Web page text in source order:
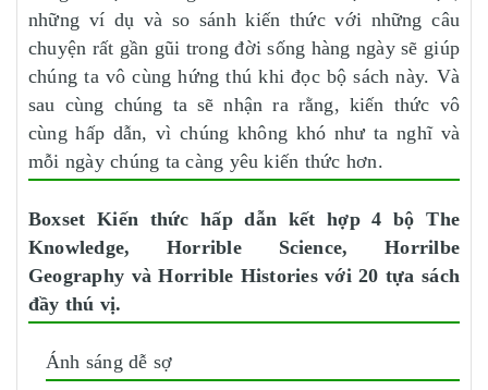
những ví dụ và so sánh kiến thức với những câu
chuyện rất gần gũi trong đời sống hàng ngày sẽ giúp
chúng ta vô cùng hứng thú khi đọc bộ sách này. Và
sau cùng chúng ta sẽ nhận ra rằng, kiến thức vô
cùng hấp dẫn, vì chúng không khó như ta nghĩ và
mỗi ngày chúng ta càng yêu kiến thức hơn.
Boxset Kiến thức hấp dẫn kết hợp 4 bộ The
Knowledge, Horrible Science, Horrilbe
Geography và Horrible Histories với 20 tựa sách
đầy thú vị.
Ánh sáng dễ sợ